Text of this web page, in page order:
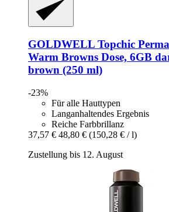
GOLDWELL Topchic
Warm Browns Dose, 6GB
brown (250 ml)
-23%
Für alle Hauttypen
Langanhaltendes Ergebnis
Reiche Farbbrillanz
37,57 € 48,80 € (150,28 € / l)
Zustellung bis 12. August